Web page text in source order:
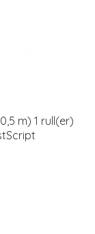
m) 1 rull(er)